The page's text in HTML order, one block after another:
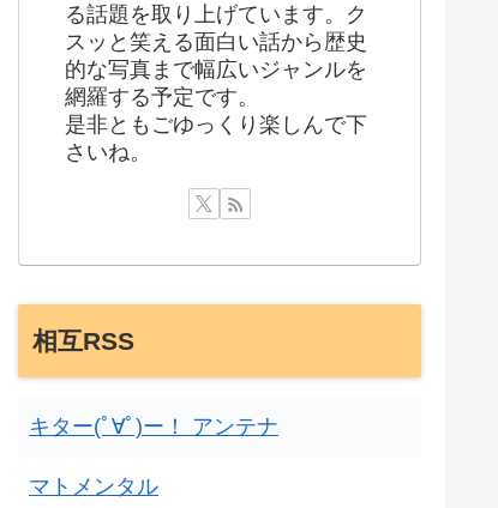
る話題を取り上げています。ク
スッと笑える面白い話から歴史
的な写真まで幅広いジャンルを
網羅する予定です。
是非ともごゆっくり楽しんで下
さいね。
相互RSS
キター(ﾟ∀ﾟ)ー！ アンテナ
マトメンタル